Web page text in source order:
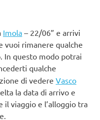
Imola – 22/06” e arrivi
vuoi rimanere qualche
In questo modo potrai
qualche
di vedere Vasco
la data di arrivo e
viaggio e l’alloggio tra